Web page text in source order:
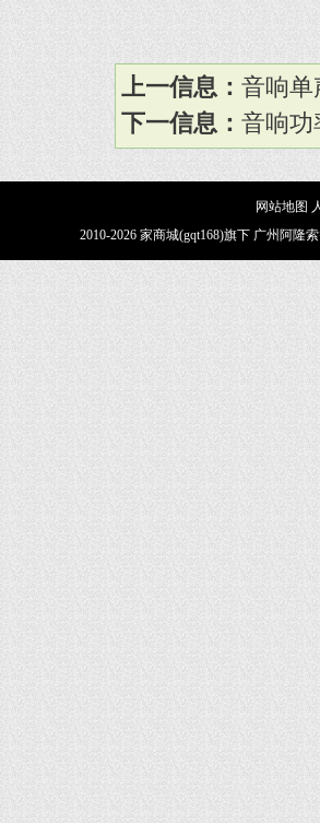
上一信息： 音响单
下一信息： 音响功
网站地图
2010-2026 家商城(gqt168)旗下 广州阿隆